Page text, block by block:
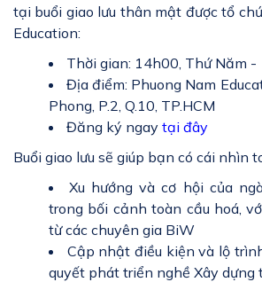
tại buổi giao lưu thân mật được tổ
Education:
Thời gian: 14h00, Thứ Năm
Địa điểm: Phuong Nam
Phong, P.2, Q.10, TP.HCM
Đăng ký ngay tại đây
Buổi giao lưu sẽ giúp bạn có cái nhìn
Xu hướng và cơ hội của
trong bối cảnh toàn cầu hoá,
từ các chuyên gia BiW
Cập nhật điều kiện và lộ
quyết phát triển nghề Xây dựng